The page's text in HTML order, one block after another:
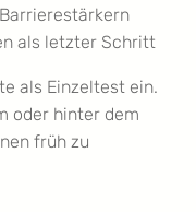
als letzter Schritt
als Einzeltest ein.
oder hinter dem
früh zu